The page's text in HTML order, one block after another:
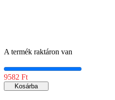
A termék raktáron van
9582 Ft
Kosárba